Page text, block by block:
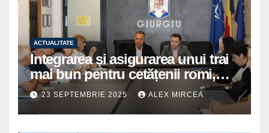
ACTUALITATE
Integrarea și asigurarea unui trai
mai bun pentru cetățenii romi,
prioritate pentru instituțiile
publice giurgiuvene
23 SEPTEMBRIE 2025 ALEX MIRCEA